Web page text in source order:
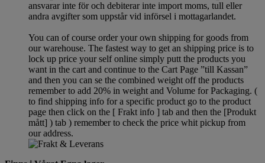
ansvarar inte för och debiterar inte import moms, tull eller
andra avgifter som uppstår vid införsel i mottagarlandet.
You can of course order your own shipping for goods from
our warehouse. The fastest way to get an shipping price is to
lock up price your self online simply putt the products you
want in the cart and continue to the Cart Page ”till Kassan”
and then you can se the combined weight off the products
remember to add 20% in weight and Volume for Packaging. (
to find shipping info for a specific product go to the product
page then click on the [ Frakt info ] tab and then the [Produkt
mått] ) tab ) rememberto check the price whit pickup from
our address.